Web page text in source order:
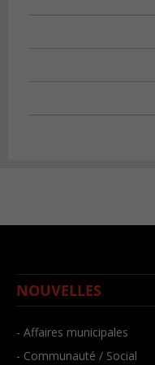
NOUVELLES
- Affaires municipales
- Communauté / Social